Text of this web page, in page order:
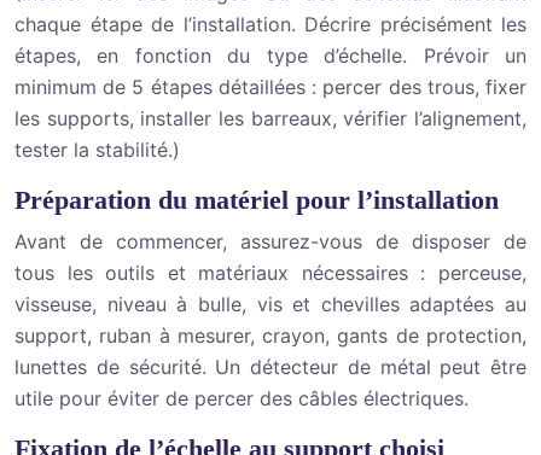
chaque étape de l’installation. Décrire précisément les
étapes, en fonction du type d’échelle. Prévoir un
minimum de 5 étapes détaillées : percer des trous, fixer
les supports, installer les barreaux, vérifier l’alignement,
tester la stabilité.)
Préparation du matériel pour l’installation
Avant de commencer, assurez-vous de disposer de
tous les outils et matériaux nécessaires : perceuse,
visseuse, niveau à bulle, vis et chevilles adaptées au
support, ruban à mesurer, crayon, gants de protection,
lunettes de sécurité. Un détecteur de métal peut être
utile pour éviter de percer des câbles électriques.
Fixation de l’échelle au support choisi